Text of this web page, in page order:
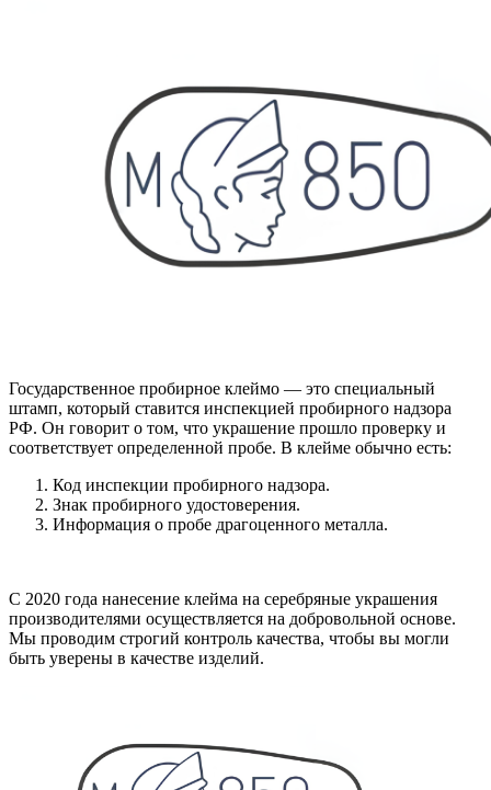
Государственное пробирное клеймо — это специальный
штамп, который ставится инспекцией пробирного надзора
РФ. Он говорит о том, что украшение прошло проверку и
соответствует определенной пробе. В клейме обычно есть:
Код инспекции пробирного надзора.
Знак пробирного удостоверения.
Информация о пробе драгоценного металла.
С 2020 года нанесение клейма на серебряные украшения
производителями осуществляется на добровольной основе.
Мы проводим строгий контроль качества, чтобы вы могли
быть уверены в качестве изделий.